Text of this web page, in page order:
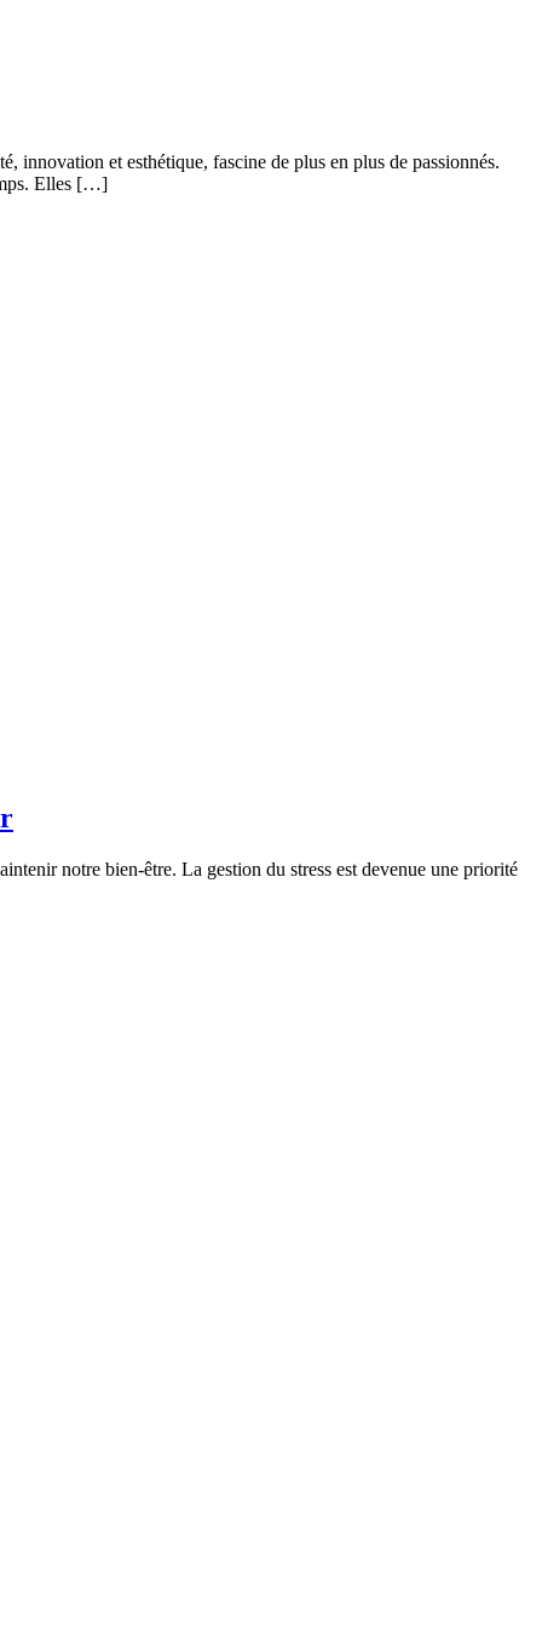
innovation et esthétique, fascine de plus en plus de passionnés.
Elles […]
notre bien-être. La gestion du stress est devenue une priorité